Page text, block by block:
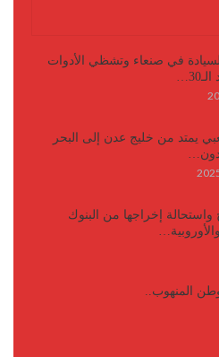
في صنعاء وتشظي الأدوات
يمتد من خليج عدن إلى البحر
واستحالة إخراجها من البنوك
المنهوب..